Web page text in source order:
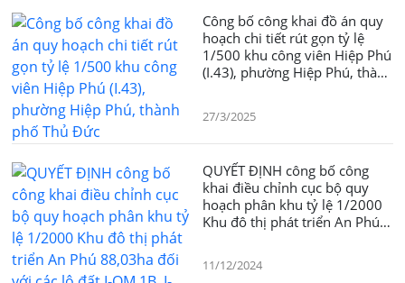
Công bố công khai đồ án quy
hoạch chi tiết rút gọn tỷ lệ
1/500 khu công viên Hiệp Phú
(I.43), phường Hiệp Phú, thành
27/3/2025
QUYẾT ĐỊNH công bố công
khai điều chỉnh cục bộ quy
hoạch phân khu tỷ lệ 1/2000
Khu đô thị phát triển An Phú
Phú, thành phố Thủ Đức
11/12/2024